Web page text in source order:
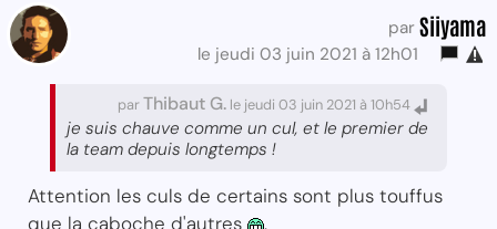
par Siiyama
le jeudi 03 juin 2021 à 12h01
parThibaut G. le jeudi 03 juin 2021 à 10h54
je suis chauve comme un cul, et le premier de
la team depuis longtemps !
Attention les culs de certains sont plus touffus
que la caboche d'autres
.